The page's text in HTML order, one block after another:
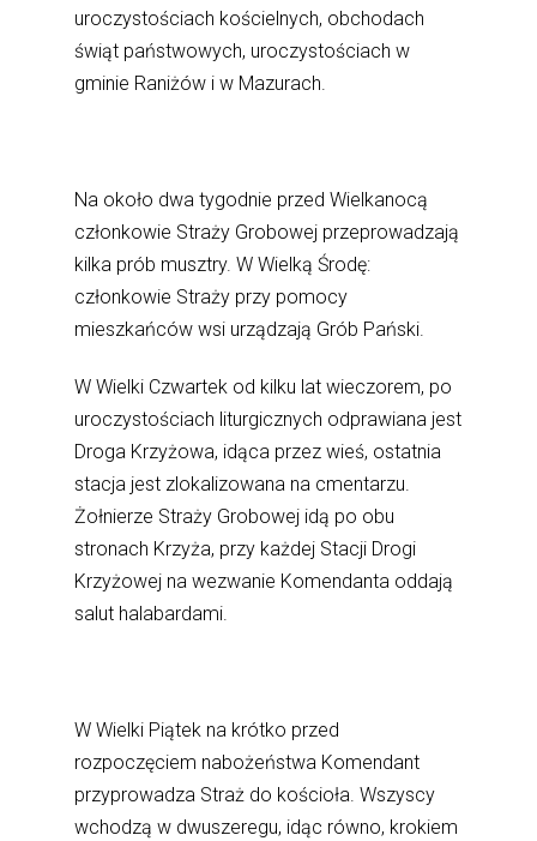
uroczystościach kościelnych, obchodach
świąt państwowych, uroczystościach w
gminie Raniżów i w Mazurach.
Na około dwa tygodnie przed Wielkanocą
członkowie Straży Grobowej przeprowadzają
kilka prób musztry. W Wielką Środę:
członkowie Straży przy pomocy
mieszkańców wsi urządzają Grób Pański.
W Wielki Czwartek od kilku lat wieczorem, po
uroczystościach liturgicznych odprawiana jest
Droga Krzyżowa, idąca przez wieś, ostatnia
stacja jest zlokalizowana na cmentarzu.
Żołnierze Straży Grobowej idą po obu
stronach Krzyża, przy każdej Stacji Drogi
Krzyżowej na wezwanie Komendanta oddają
salut halabardami.
W Wielki Piątek na krótko przed
rozpoczęciem nabożeństwa Komendant
przyprowadza Straż do kościoła. Wszyscy
wchodzą w dwuszeregu, idąc równo, krokiem